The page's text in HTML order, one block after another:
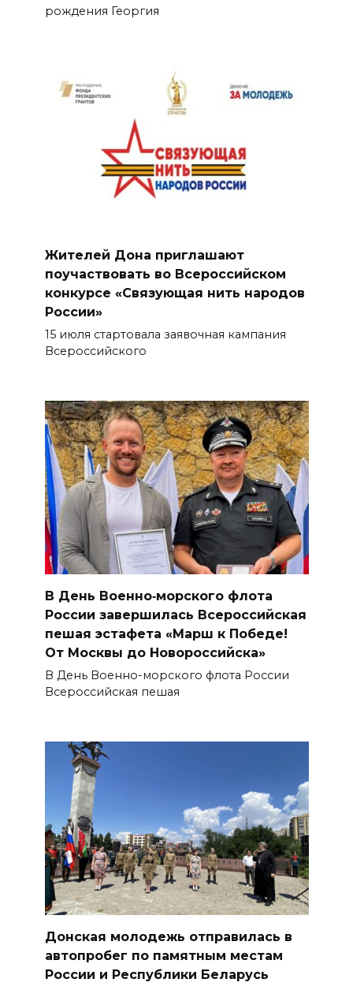
рождения Георгия
Жителей Дона приглашают
поучаствовать во Всероссийском
конкурсе «Связующая нить народов
России»
15 июля стартовала заявочная кампания
Всероссийского
В День Военно‑морского флота
России завершилась Всероссийская
пешая эстафета «Марш к Победе!
От Москвы до Новороссийска»
В День Военно-морского флота России
Всероссийская пешая
Донская молодежь отправилась в
автопробег по памятным местам
России и Республики Беларусь